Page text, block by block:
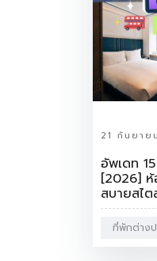
21 กันยาย
อัพเดท
[2026] ห้
สบายสไ
ที่พักต่างป